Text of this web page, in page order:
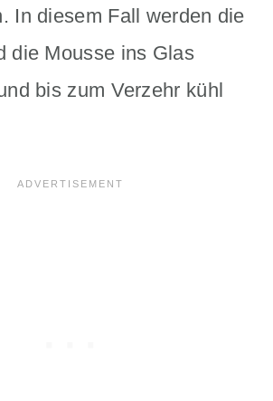
In diesem Fall werden die
die Mousse ins Glas
bis zum Verzehr kühl